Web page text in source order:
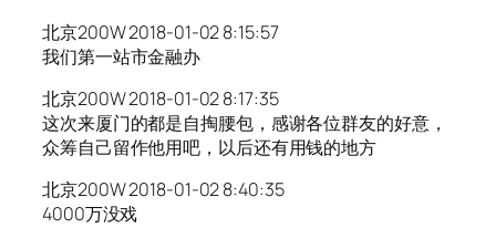
北京200W 2018-01-02 8:15:57
我们第一站市金融办
北京200W 2018-01-02 8:17:35
这次来厦门的都是自掏腰包，感谢各位群友的好意，
众筹自己留作他用吧，以后还有用钱的地方
北京200W 2018-01-02 8:40:35
4000万没戏